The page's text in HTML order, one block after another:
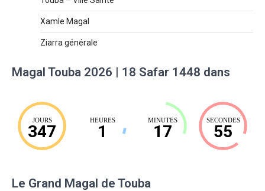
Xamle Magal
Ziarra générale
Magal Touba 2026 | 18 Safar 1448 dans
JOURS
347
HEURES
1
MINUTES
17
SECONDES
54
Le Grand Magal de Touba